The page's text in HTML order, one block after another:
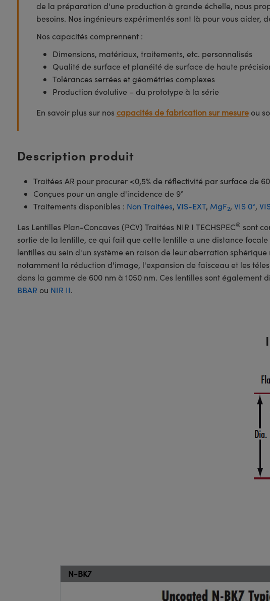
de la préparation d'une production à grande échelle, nous
besoins. Nos ingénieurs expérimentés sont là pour vous aider,
Nos capacités comprennent :
Dimensions, matériaux, traitements, etc. personnalisés
Qualité de surface et planéité de surface de haute
Tolérances serrées et géométries complexes
Production évolutive – du prototype à la série
En savoir plus sur nos capacités de fabrication sur mesureou
Description produit
Traitées AR pour procurer <0,5% de réflectivité par surface de
Conçues pour un angle d'incidence de 9°
Traitements disponibles : Non Traitées, VIS-EXT, MgF2, VIS 0°,
Les Lentilles Plan-Concaves (PCV) Traitées NIR I TECHSPEC® sont
sortie de la lentille, ce qui fait que cette lentille a une distance
lentilles au sein d'un système en raison de leur aberration
notamment la réduction d'image, l'expansion de faisceau et les
dans la gamme de 600 nm à 1050 nm. Ces lentilles sont également
BBAR ou NIR II.
N-BK7